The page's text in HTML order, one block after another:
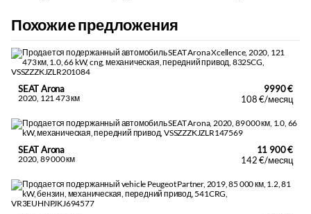
Похожие предложения
SEAT Arona
2020, 121 473 км
9990 €
108 €/месяц
SEAT Arona
2020, 89 000 км
11 900 €
142 €/месяц